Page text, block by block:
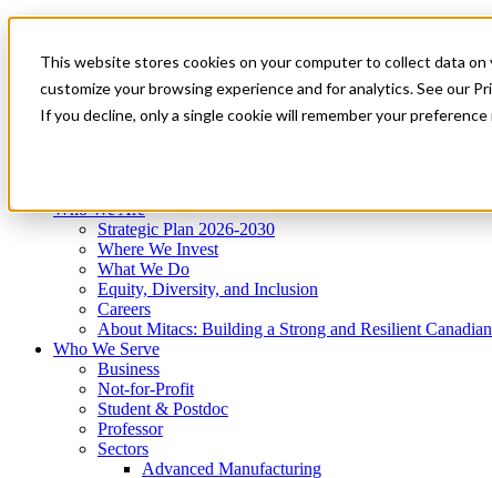
This website stores cookies on your computer to collect data
customize your browsing experience and for analytics. See our
If you decline, only a single cookie will remember your
News & Events
Get Started
Menu
Who We Are
Strategic Plan 2026-2030
Where We Invest
What We Do
Equity, Diversity, and Inclusion
Careers
About Mitacs: Building a Strong and Resilient
Who We Serve
Business
Not-for-Profit
Student & Postdoc
Professor
Sectors
Advanced Manufacturing